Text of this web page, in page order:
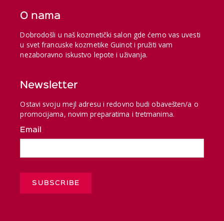
O nama
Dobrodošli u naš kozmetički salon gde ćemo vas uvesti
u svet francuske kozmetike Guinot i pružiti vam
nezaboravno iskustvo lepote i uživanja.
Newsletter
Ostavi svoju mejl adresu i redovno budi obavešten/a o
promocijama, novim preparatima i tretmanima.
Email